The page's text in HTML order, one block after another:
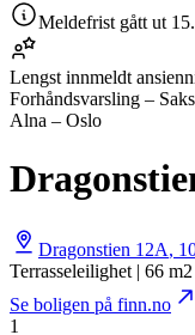
Meldefrist gått ut
Lengst innmeldt
Forhåndsvarsling –
Alna – Oslo
Dragonstien 12A,
Terrasseleilighet | 66
Se boligen på finn.no
1